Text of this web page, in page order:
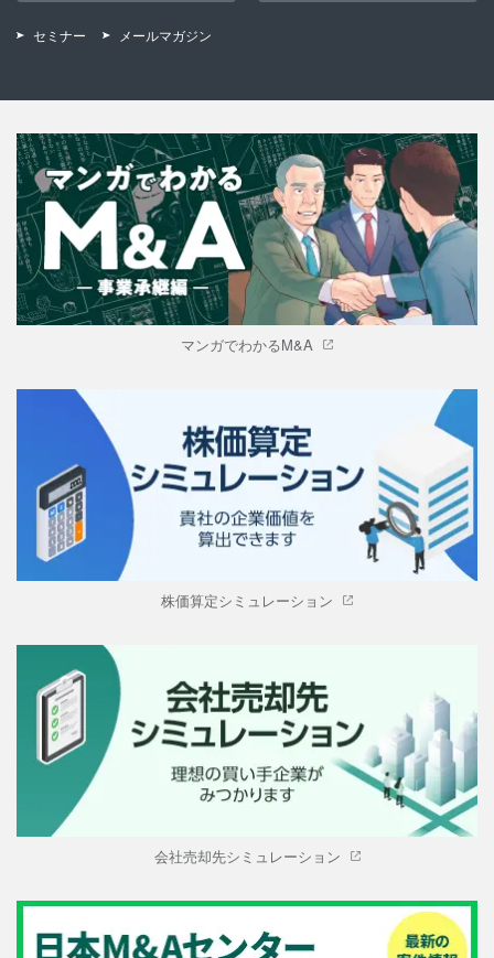
セミナー メールマガジン
マンガでわかるM&A
株価算定シミュレーション
会社売却先シミュレーション